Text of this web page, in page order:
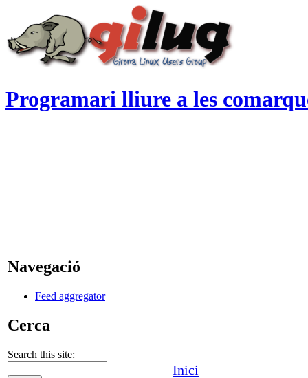
Programari lliure a les
Navegació
Feed aggregator
Cerca
Search this site:
Inici